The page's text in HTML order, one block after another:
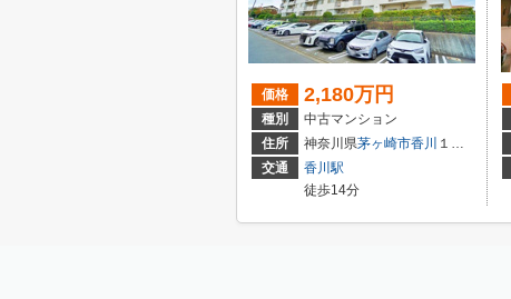
価格 2,180万円
種別
中古マンション
住所
神奈川県茅ヶ崎市香川 １丁目
交通
香川駅
徒歩14分